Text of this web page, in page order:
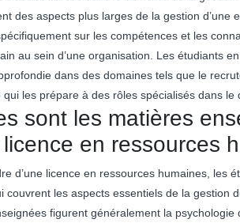
des aspects plus larges de la gestion
sur les compétences et les
au sein d’une organisation. Les étudiants
dans des domaines tels que le
qui les prépare à des rôles spécialisés dans le
sont les matières
licence en ressources
d’une licence en ressources humaines, les
couvrent les aspects essentiels de la gestion
figurent généralement la